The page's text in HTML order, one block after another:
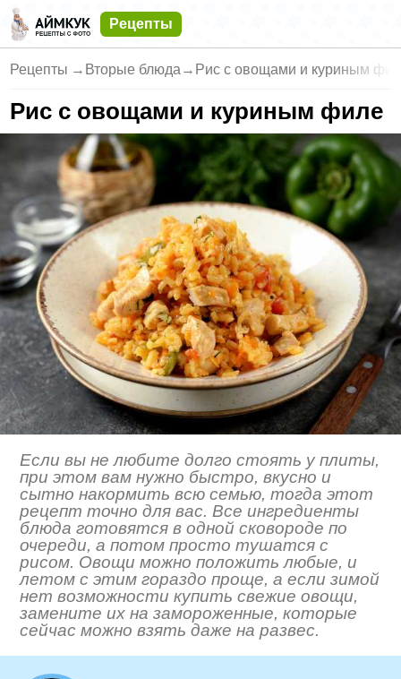
Рецепты
Рецепты → Вторые блюда → Рис с овощами и куриным
Рис с овощами и куриным филе
Если вы не любите долго стоять у плиты,
при этом вам нужно быстро, вкусно и
сытно накормить всю семью, тогда этот
рецепт точно для вас. Все ингредиенты
блюда готовятся в одной сковороде по
очереди, а потом просто тушатся с
рисом. Овощи можно положить любые, и
летом с этим гораздо проще, а если зимой
нет возможности купить свежие овощи,
замените их на замороженные, которые
сейчас можно взять даже на развес.